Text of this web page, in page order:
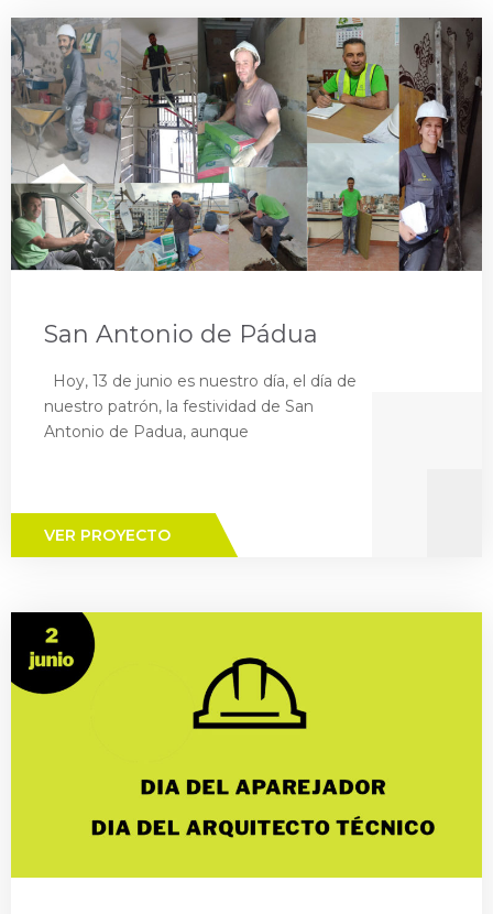
San Antonio de Pádua
Hoy, 13 de junio es nuestro día, el día de
nuestro patrón, la festividad de San
Antonio de Padua, aunque
VER PROYECTO